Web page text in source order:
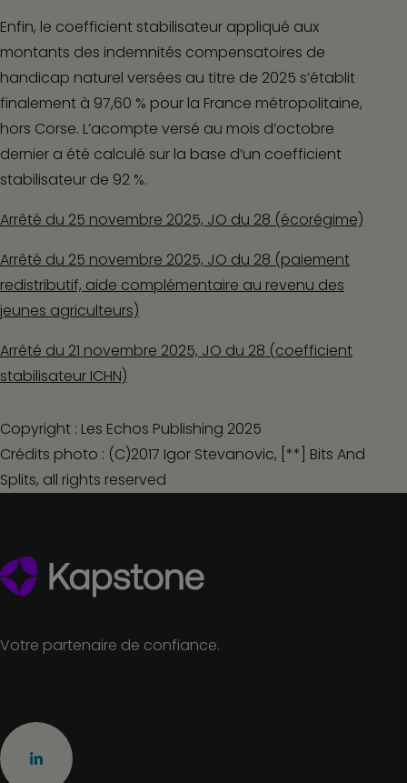
Enfin, le coefficient stabilisateur appliqué aux
montants des indemnités compensatoires de
handicap naturel versées au titre de 2025 s’établit
finalement à 97,60 % pour la France métropolitaine,
hors Corse. L’acompte versé au mois d’octobre
dernier a été calculé sur la base d’un coefficient
stabilisateur de 92 %.
Arrêté du 25 novembre 2025, JO du 28 (écorégime)
Arrêté du 25 novembre 2025, JO du 28 (paiement
redistributif, aide complémentaire au revenu des
jeunes agriculteurs)
Arrêté du 21 novembre 2025, JO du 28 (coefficient
stabilisateur ICHN)
Copyright : Les Echos Publishing 2025
Crédits photo : (C)2017 Igor Stevanovic, [**] Bits And
Splits, all rights reserved
Votre partenaire de confiance.